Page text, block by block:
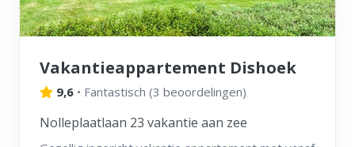
Vakantieappartement Dishoek
9,6 • Fantastisch (3 beoordelingen)
Nolleplaatlaan 23 vakantie aan zee